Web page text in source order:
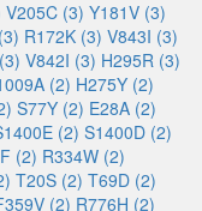
V205C (3) Y181V (3)
R172K (3) V843I (3)
V842I (3) H295R (3)
(2) H275Y (2)
S77Y (2) E28A (2)
(2) S1400D (2)
(2) R334W (2)
T20S (2) T69D (2)
(2) R776H (2)